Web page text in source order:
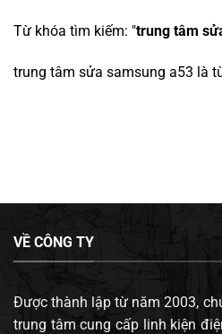
Từ khóa tìm kiếm: "trung tâm
trung tâm sửa samsung a53 là
VỀ CÔNG TY
Được thành lập từ năm 2003,
trung tâm cung cấp linh kiện